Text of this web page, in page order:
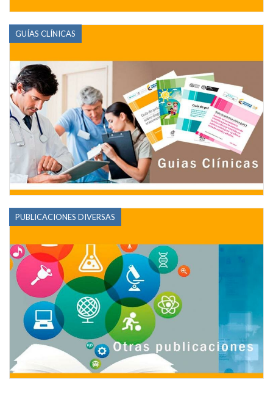
GUÍAS CLÍNICAS
PUBLICACIONES DIVERSAS